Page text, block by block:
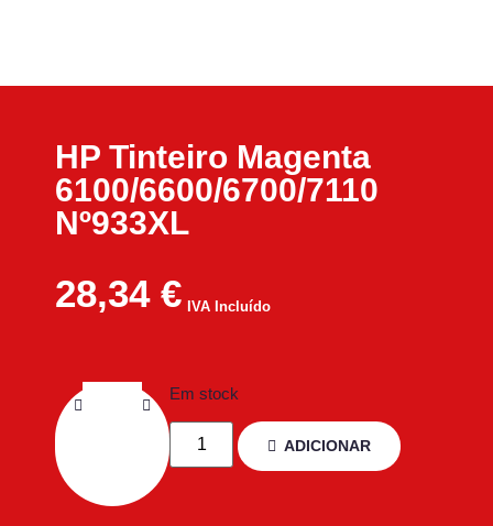
HP Tinteiro Magenta
6100/6600/6700/7110
Nº933XL
28,34 € IVA Incluído
Em stock
ADICIONAR